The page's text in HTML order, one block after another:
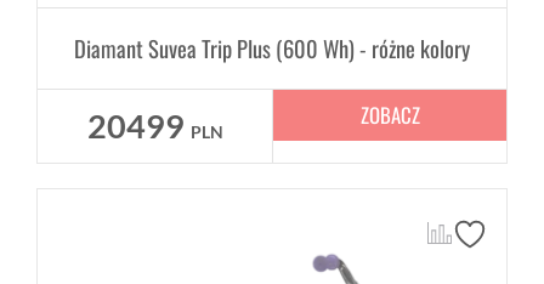
Diamant Suvea Trip Plus (600 Wh) - różne kolory
20499 PLN
ZOBACZ